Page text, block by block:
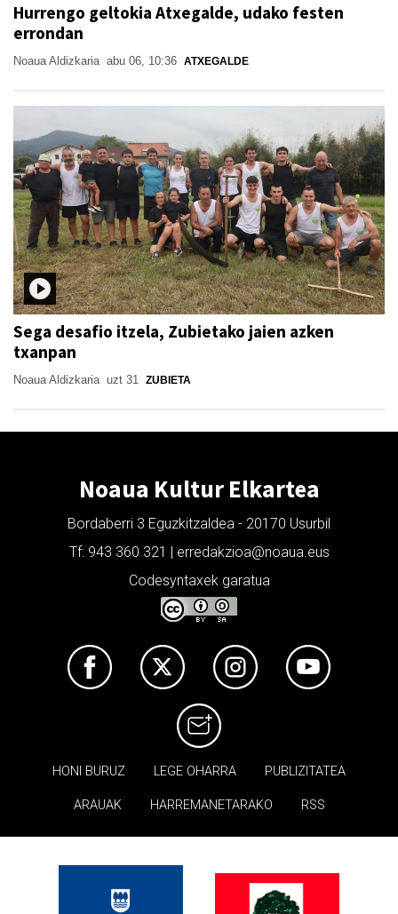
Hurrengo geltokia Atxegalde, udako festen
errondan
Noaua Aldizkaria abu 06, 10:36 ATXEGALDE
Sega desafio itzela, Zubietako jaien azken
txanpan
Noaua Aldizkaria uzt 31 ZUBIETA
Noaua Kultur Elkartea
Bordaberri 3 Eguzkitzaldea - 20170 Usurbil
Tf: 943 360 321 | erredakzioa@noaua.eus
Codesyntaxek garatua
HONI BURUZ LEGE OHARRA PUBLIZITATEA
ARAUAK HARREMANETARAKO RSS